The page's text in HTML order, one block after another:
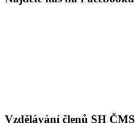
Vzdělávání členů SH ČMS